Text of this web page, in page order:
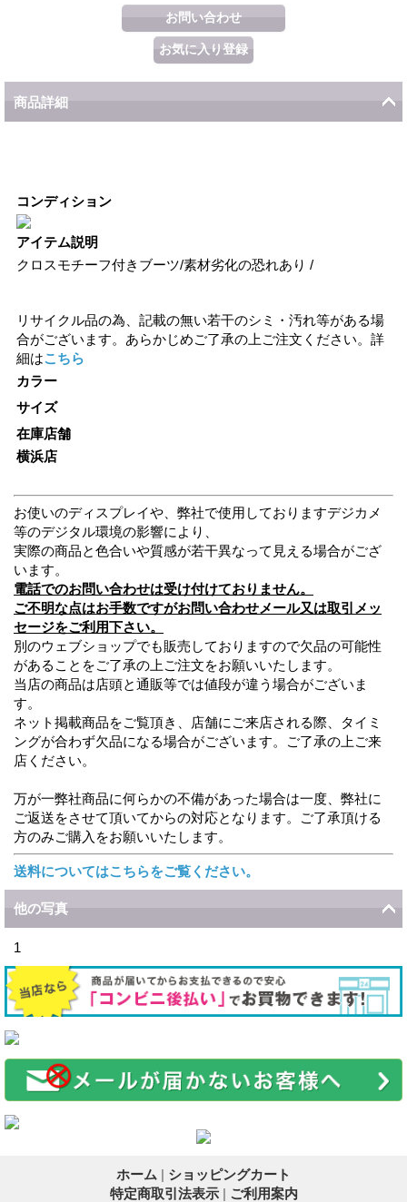
商品詳細
コンディション
アイテム説明
クロスモチーフ付きブーツ/素材劣化の恐れあり /
リサイクル品の為、記載の無い若干のシミ・汚れ等がある場
合がございます。あらかじめご了承の上ご注文ください。詳
細はこちら
カラー
サイズ
在庫店舗
横浜店
お使いのディスプレイや、弊社で使用しておりますデジカメ
等のデジタル環境の影響により、
実際の商品と色合いや質感が若干異なって見える場合がござ
います。
電話でのお問い合わせは受け付けておりません。
ご不明な点はお手数ですがお問い合わせメール又は取引メッ
セージをご利用下さい。
別のウェブショップでも販売しておりますので欠品の可能性
があることをご了承の上ご注文をお願いいたします。
当店の商品は店頭と通販等では値段が違う場合がございま
す。
ネット掲載商品をご覧頂き、店舗にご来店される際、タイミ
ングが合わず欠品になる場合がございます。ご了承の上ご来
店ください。
万が一弊社商品に何らかの不備があった場合は一度、弊社に
ご返送をさせて頂いてからの対応となります。ご了承頂ける
方のみご購入をお願いいたします。
送料についてはこちらをご覧ください。
他の写真
1
ホーム | ショッピングカート
特定商取引法表示 | ご利用案内